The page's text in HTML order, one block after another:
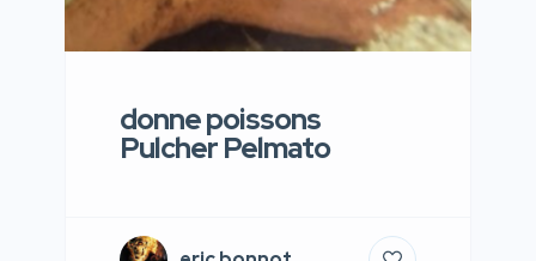
donne poissons
Pulcher Pelmato